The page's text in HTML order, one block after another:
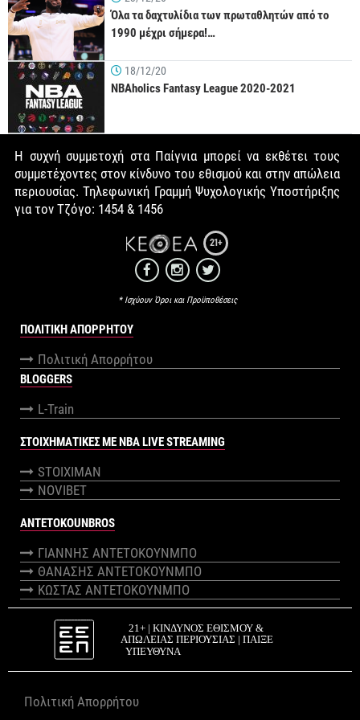
Όλα τα δαχτυλίδια των πρωταθλητών από το
1990 μέχρι σήμερα!…
18/12/20
NBAholics Fantasy League 2020-2021
Η συχνή συμμετοχή στα Παίγνια μπορεί να εκθέτει τους
συμμετέχοντες στον κίνδυνο του εθισμού και στην απώλεια
περιουσίας. Τηλεφωνική Γραμμή Ψυχολογικής Υποστήριξης
για τον Τζόγο: 1454 & 1456
21+
* Ισχύουν Όροι και Προϋποθέσεις
ΠΟΛΙΤΙΚΉ ΑΠΟΡΡΉΤΟΥ
Πολιτική Απορρήτου
BLOGGERS
L-Train
ΣΤΟΙΧΗΜΑΤΙΚΕΣ ΜΕ NBA LIVE STREAMING
STOIXIMAN
NOVIBET
ANTETOKOUNBROS
ΓΙΑΝΝΗΣ ΑΝΤΕΤΟΚΟΥΝΜΠΟ
ΘΑΝΑΣΗΣ ΑΝΤΕΤΟΚΟΥΝΜΠΟ
ΚΩΣΤΑΣ ΑΝΤΕΤΟΚΟΥΝΜΠΟ
Πολιτική Απορρήτου